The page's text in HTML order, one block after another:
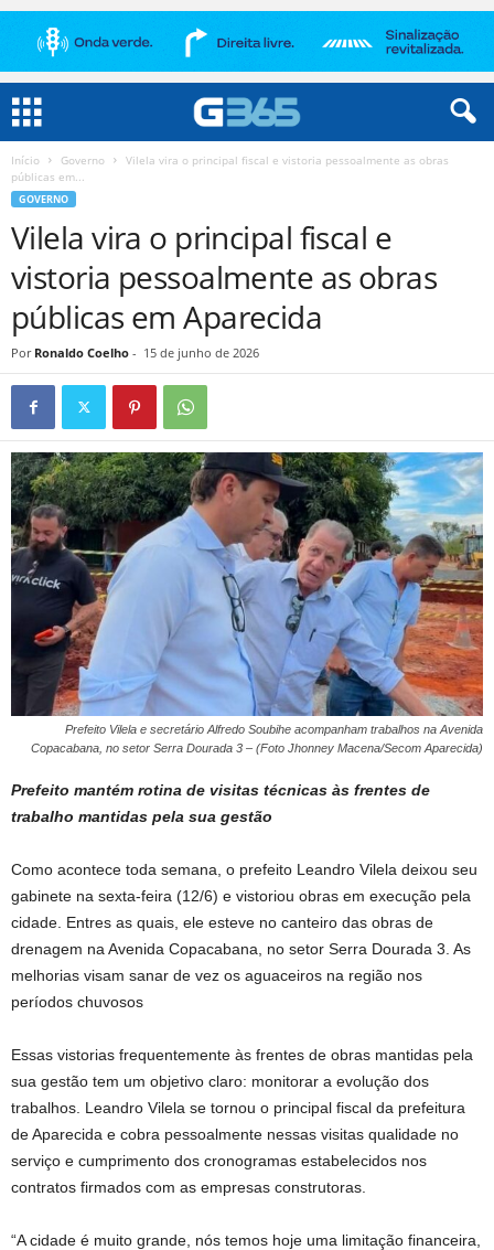
Início Governo
Vilela vira o principal fiscal e vistoria pessoalmente as obras
públicas em...
GOVERNO
Vilela vira o principal fiscal e
vistoria pessoalmente as obras
públicas em Aparecida
Por Ronaldo Coelho - 15 de junho de 2026
Prefeito Vilela e secretário Alfredo Soubihe acompanham trabalhos na Avenida
Copacabana, no setor Serra Dourada 3 – (Foto Jhonney Macena/Secom Aparecida)
Prefeito mantém rotina de visitas técnicas às frentes de
trabalho mantidas pela sua gestão
Como acontece toda semana, o prefeito Leandro Vilela deixou seu
gabinete na sexta-feira (12/6) e vistoriou obras em execução pela
cidade. Entres as quais, ele esteve no canteiro das obras de
drenagem na Avenida Copacabana, no setor Serra Dourada 3. As
melhorias visam sanar de vez os aguaceiros na região nos
períodos chuvosos
Essas vistorias frequentemente às frentes de obras mantidas pela
sua gestão tem um objetivo claro: monitorar a evolução dos
trabalhos. Leandro Vilela se tornou o principal fiscal da prefeitura
de Aparecida e cobra pessoalmente nessas visitas qualidade no
serviço e cumprimento dos cronogramas estabelecidos nos
contratos firmados com as empresas construtoras.
“A cidade é muito grande, nós temos hoje uma limitação financeira,